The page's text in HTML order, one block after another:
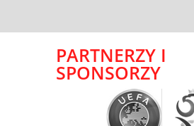
PARTNERZY I
SPONSORZY